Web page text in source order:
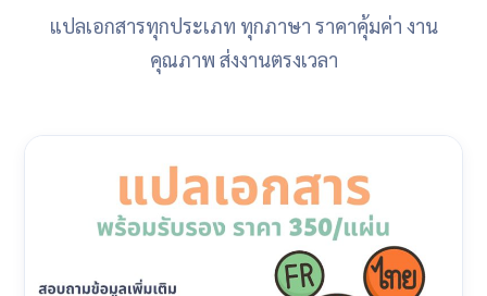
แปลเอกสารทุกประเภท ทุกภาษา ราคาคุ้มค่า งาน
คุณภาพ ส่งงานตรงเวลา